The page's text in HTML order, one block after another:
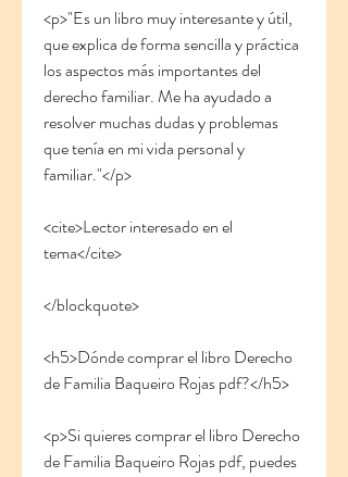
<p>"Es un libro muy interesante y útil,
que explica de forma sencilla y práctica
los aspectos más importantes del
derecho familiar. Me ha ayudado a
resolver muchas dudas y problemas
que tenía en mi vida personal y
familiar."</p>
<cite>Lector interesado en el
tema</cite>
</blockquote>
<h5>Dónde comprar el libro Derecho
de Familia Baqueiro Rojas pdf?</h5>
<p>Si quieres comprar el libro Derecho
de Familia Baqueiro Rojas pdf, puedes